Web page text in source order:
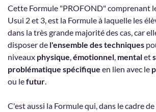
Cette Formule "PROFOND" comprenant
Usui 2 et 3, est la Formule à laquelle les
dans la très grande majorité des cas, car
disposer de l'ensemble des techniques
niveaux physique émotionnel mentalet
problématique spécifique en lien avec le
ou lefutur
C'est aussi la Formule qui, dans le cadre